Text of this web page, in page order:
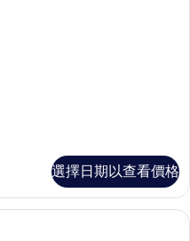
選擇日期以查看價格